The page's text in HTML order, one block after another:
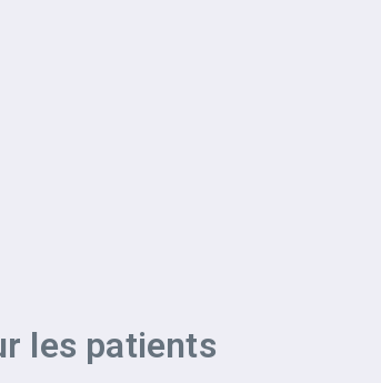
les patients